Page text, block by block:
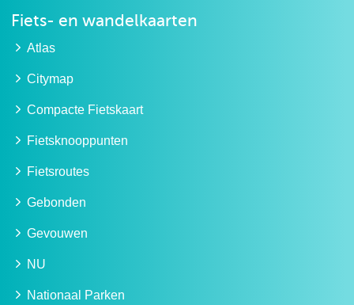
Fiets- en wandelkaarten
Atlas
Citymap
Compacte Fietskaart
Fietsknooppunten
Fietsroutes
Gebonden
Gevouwen
NU
Nationaal Parken